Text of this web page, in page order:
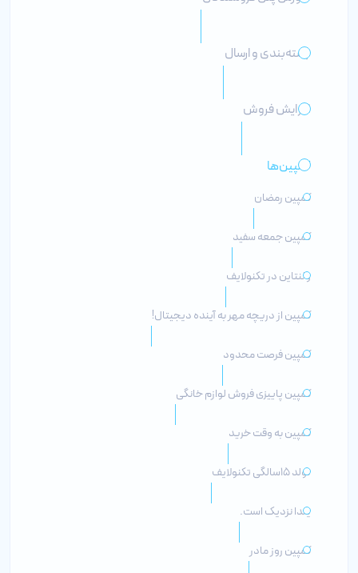
بسته‌بندی و ارسال
افزایش فروش
کمپین‌ها
کمپین رمضان
کمپین جمعه سفید
ولنتاین در تکنولایف
کمپین از دریچه مهر به آینده دیجیتال!
کمپین فرصت محدود
کمپین پاییزی فروش لوازم خانگی
کمپین به وقت خرید
تولد ۱۵سالگی تکنولایف
یلدا نزدیک است.
کمپین روز مادر